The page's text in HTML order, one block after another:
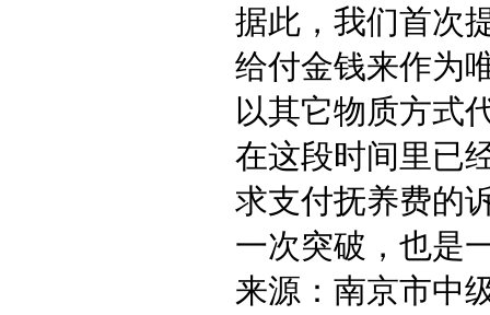
据此，我们首次
给付金钱来作为
以其它物质方式
在这段时间里已
求支付抚养费的
一次突破，也是
来源：南京市中